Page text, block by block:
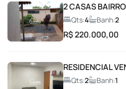
Espaço Fitness
Espaço gourmet
Espaço Gourmet com
2 CASAS
Qts:4 Banh:2
R$ 220.000,00
RESIDENCIAL
Qts:2 Banh:1